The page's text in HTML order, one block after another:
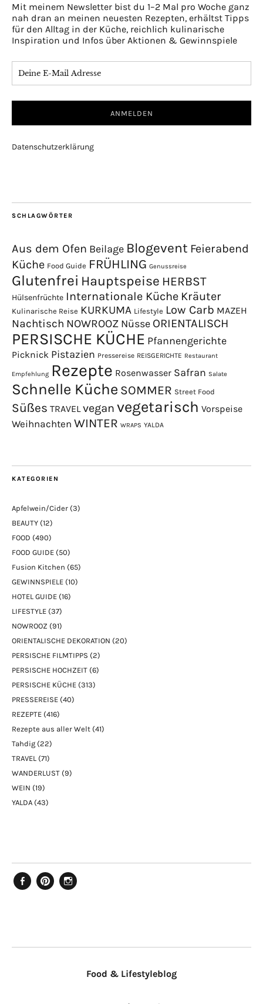
Mit meinem Newsletter bist du 1–2 Mal pro Woche ganz
nah dran an meinen neuesten Rezepten, erhältst Tipps
für den Alltag in der Küche, reichlich kulinarische
Inspiration und Infos über Aktionen & Gewinnspiele
Datenschutzerklärung
SCHLAGWÖRTER
Aus dem Ofen Beilage Blogevent Feierabend
Küche Food Guide FRÜHLING Genussreise
Glutenfrei Hauptspeise HERBST
Hülsenfrüchte Internationale Küche Kräuter
Kulinarische Reise KURKUMA Lifestyle Low Carb MAZEH
Nachtisch NOWROOZ Nüsse ORIENTALISCH
PERSISCHE KÜCHE Pfannengerichte
Picknick Pistazien Pressereise REISGERICHTE Restaurant
Empfehlung Rezepte Rosenwasser Safran Salate
Schnelle Küche SOMMER Street Food
Süßes TRAVEL vegan vegetarisch Vorspeise
Weihnachten WINTER WRAPS YALDA
KATEGORIEN
Apfelwein/Cider (3)
BEAUTY (12)
FOOD (490)
FOOD GUIDE (50)
Fusion Kitchen (65)
GEWINNSPIELE (10)
HOTEL GUIDE (16)
LIFESTYLE (37)
NOWROOZ (91)
ORIENTALISCHE DEKORATION (20)
PERSISCHE FILMTIPPS (2)
PERSISCHE HOCHZEIT (6)
PERSISCHE KÜCHE (313)
PRESSEREISE (40)
REZEPTE (416)
Rezepte aus aller Welt (41)
Tahdig (22)
TRAVEL (71)
WANDERLUST (9)
WEIN (19)
YALDA (43)
Food & Lifestyleblog